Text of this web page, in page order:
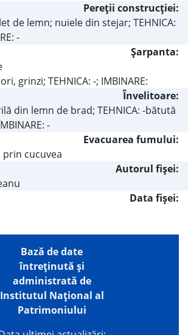
Pereţii construcţiei:
de lemn; nuiele din stejar; TEHNICA:
-
Şarpanta:
grinzi; TEHNICA: -; IMBINARE:
Învelitoare:
din lemn de brad; TEHNICA: -bătută
-
Evacuarea fumului:
cucuvea
Autorul fişei:
Data fișei:
Bază de date
întreţinută şi
administrată de
Institutul Național al
Patrimoniului